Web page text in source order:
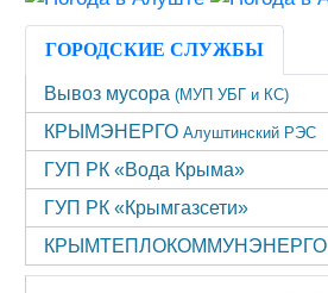
ГОРОДСКИЕ СЛУЖБЫ
Вывоз мусора (МУП УБГ и КС)
КРЫМЭНЕРГО Алуштинский РЭС
ГУП РК «Вода Крыма»
ГУП РК «Крымгазсети»
КРЫМТЕПЛОКОММУНЭНЕРГО